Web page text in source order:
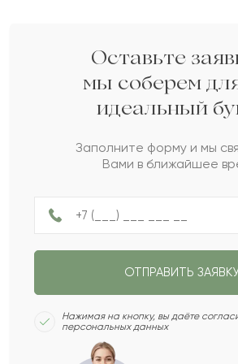
Серке
Аман
Биахмет
Ш Шарипа
Аспазия
Оставьте
мы соберем
идеальный
Заполните форму и мы
Вами в ближайшее
ОТПРАВИТЬ
Нажимая на кнопку, вы даёте
персональных данных